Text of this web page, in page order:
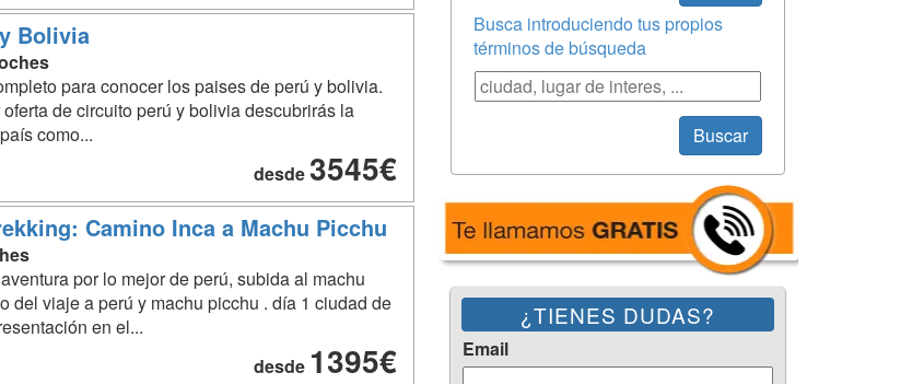
Bolivia
para conocer los paises de perú y bolivia.
de circuito perú y bolivia descubrirás la
como...
desde 3545€
Camino Inca a Machu Picchu
por lo mejor de perú, subida al machu
del viaje a perú y machu picchu . día 1 ciudad de
en el...
desde 1395€
Busca introduciendo tus propios
términos de búsqueda
Búsqueda
Buscar
¿TIENES DUDAS?
Email